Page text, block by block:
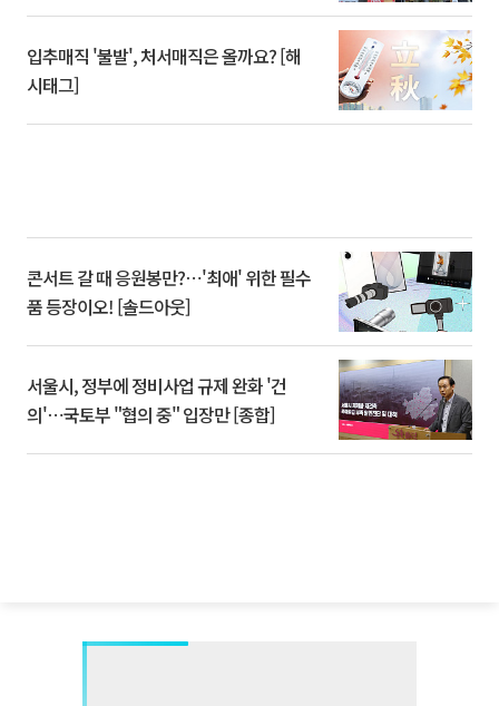
입추매직 '불발', 처서매직은 올까요? [해
시태그]
콘서트 갈 때 응원봉만?⋯'최애' 위한 필수
품 등장이오! [솔드아웃]
서울시, 정부에 정비사업 규제 완화 '건
의'⋯국토부 "협의 중" 입장만 [종합]